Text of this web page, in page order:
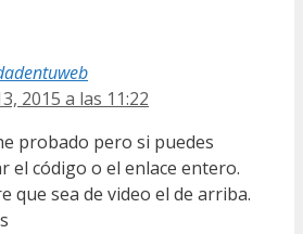
2015 a las 11:22
probado pero si puedes
el código o el enlace entero.
que sea de video el de arriba.